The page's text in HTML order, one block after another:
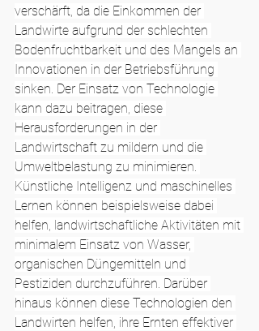
verschärft, da die Einkommen der
Landwirte aufgrund der schlechten
Bodenfruchtbarkeit und des Mangels an
Innovationen in der Betriebsführung
sinken. Der Einsatz von Technologie
kann dazu beitragen, diese
Herausforderungen in der
Landwirtschaft zu mildern und die
Umweltbelastung zu minimieren.
Künstliche Intelligenz und maschinelles
Lernen können beispielsweise dabei
helfen, landwirtschaftliche Aktivitäten mit
minimalem Einsatz von Wasser,
organischen Düngemitteln und
Pestiziden durchzuführen. Darüber
hinaus können diese Technologien den
Landwirten helfen, ihre Ernten effektiver